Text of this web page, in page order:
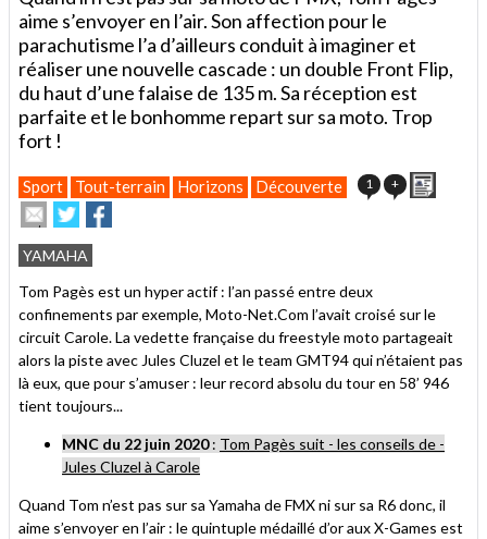
aime s’envoyer en l’air. Son affection pour le
parachutisme l’a d’ailleurs conduit à imaginer et
réaliser une nouvelle cascade : un double Front Flip,
du haut d’une falaise de 135 m. Sa réception est
parfaite et le bonhomme repart sur sa moto. Trop
fort !
Sport Tout-terrain Horizons Découverte 1 +
Envoyer
cet
article
à
un
ami
Partager
sur
Twitter
sur
Facebook
YAMAHA
Tom Pagès est un hyper actif : l’an passé entre deux
confinements par exemple, Moto-Net.Com l’avait croisé sur le
circuit Carole. La vedette française du freestyle moto partageait
alors la piste avec Jules Cluzel et le team GMT94 qui n’étaient pas
là eux, que pour s’amuser : leur record absolu du tour en 58’ 946
tient toujours...
MNC du 22 juin 2020: Tom Pagès suit - les conseils de -
Jules Cluzel à Carole
Quand Tom n’est pas sur sa Yamaha de FMX ni sur sa R6 donc, il
aime s’envoyer en l’air : le quintuple médaillé d’or aux X-Games est